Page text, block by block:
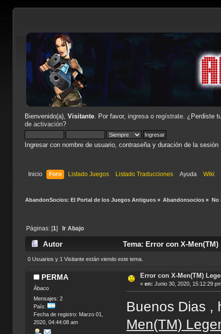
Bienvenido(a), Visitante. Por favor, ingresao regístrate. ¿Perdiste
de activación?
Ingresar con nombre de usuario, contraseña y duración de la sesión
Inicio Foro Listado Juegos Listado Traducciones Ayuda Wiki
AbandonSocios: El Portal de los Juegos Antiguos» Abandonsocios » No
Páginas: [1] Ir Abajo
Autor Tema: Error con X-
0 Usuarios y 1 Visitante están viendo este tema.
PERMA
Ábaco
Mensajes: 2
País:
Fecha de registro: Marzo 01,
2020, 04:44:08 am
Error con X-Men(TM)
« en: Junio 30, 2020, 15:12:29
Buenos Dias ,
Men(TM)